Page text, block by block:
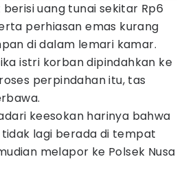
uang tunai sekitar Rp6
perhiasan emas kurang
di dalam lemari kamar.
istri korban dipindahkan ke
perpindahan itu, tas
keesokan harinya bahwa
lagi berada di tempat
melapor ke Polsek Nusa